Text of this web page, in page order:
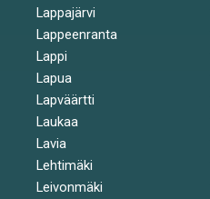
Lappajärvi
Lappeenranta
Lappi
Lapua
Lapväärtti
Laukaa
Lavia
Lehtimäki
Leivonmäki